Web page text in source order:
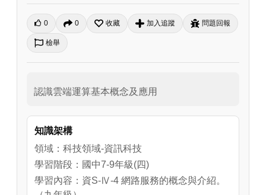
0 0 收藏 加入追蹤 問題回報
檢舉
認識雲端運算基本概念及應用
知識架構
領域：科技領域-資訊科技
學習階段：國中7-9年級(四)
學習內容：資S-Ⅳ-4 網路服務的概念與介紹。